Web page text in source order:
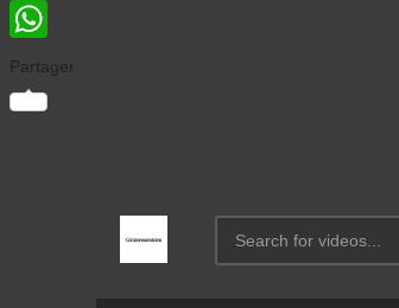
Twitter
WhatsApp
Partager